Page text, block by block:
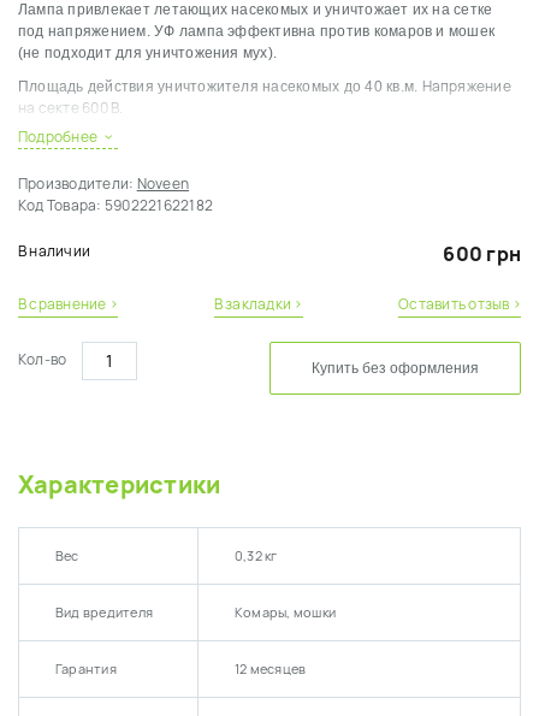
Лампа привлекает летающих насекомых и уничтожает их на сетке
под напряжением. УФ лампа эффективна против комаров и мошек
(не подходит для уничтожения мух).
Площадь действия уничтожителя насекомых до 40 кв.м. Напряжение
на секте 600 В.
Благодаря небольшому размеру, практически незаметна в
Подробнее
Производители: Noveen
Код Товара: 5902221622182
В наличии 600 грн
В сравнение › В закладки › Оставить отзыв ›
Кол-во Купить без оформления
Характеристики
Вес 0,32 кг
Вид вредителя Комары, мошки
Гарантия 12 месяцев